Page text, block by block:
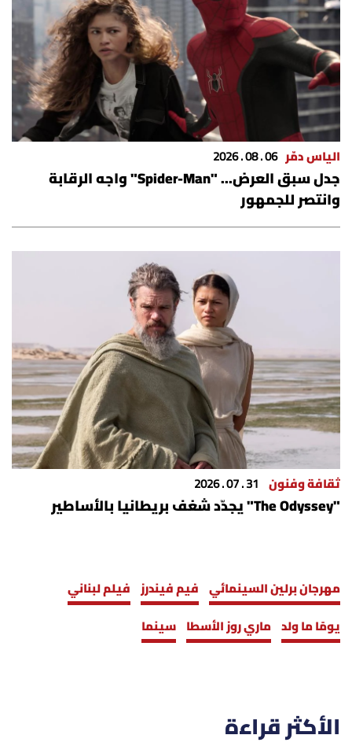
الياس دمّر 06 . 08 . 2026
جدل سبق العرض... "Spider-Man" واجه الرقابة
وانتصر للجمهور
ثقافة وفنون 31 . 07 . 2026
"The Odyssey" يجدّد شغف بريطانيا بالأساطير
مهرجان برلين السينمائي فيم فيندرز فيلم لبناني
يومًا ما ولد ماري روز الأسطا سينما
الأكثر قراءة